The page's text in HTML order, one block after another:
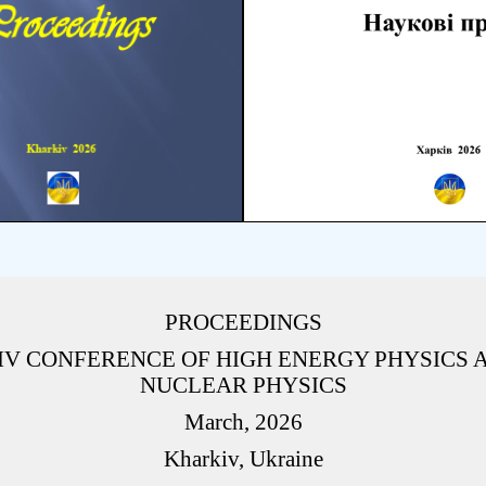
PROCEEDINGS
CONFERENCE OF HIGH ENERGY PHYSICS
NUCLEAR PHYSICS
March, 2026
Kharkiv, Ukraine